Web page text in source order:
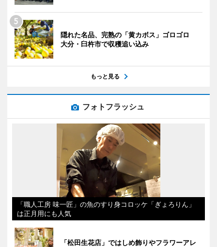
隠れた名品、完熟の「黄カボス」ゴロゴロ
大分・臼杵市で収穫追い込み
もっと見る
フォトフラッシュ
「職人工房 味一匠」の魚のすり身コロッケ「ぎょろりん」
は正月用にも人気
「松田生花店」ではしめ飾りやフラワーアレ